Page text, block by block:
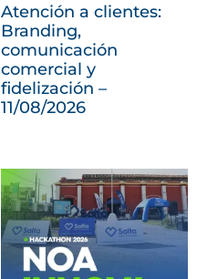
Atención a clientes:
Branding,
comunicación
comercial y
fidelización –
11/08/2026